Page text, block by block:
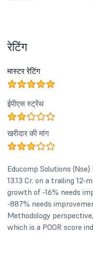
रेटिंग
मास्टर रेटिंग
ईपीएस स्ट्रेंथ
खरीदार की मांग
Educomp Solutions
13.13 Cr. on a trailing 12-
growth of -16% needs
-887% needs
Methodology
which is a POOR score